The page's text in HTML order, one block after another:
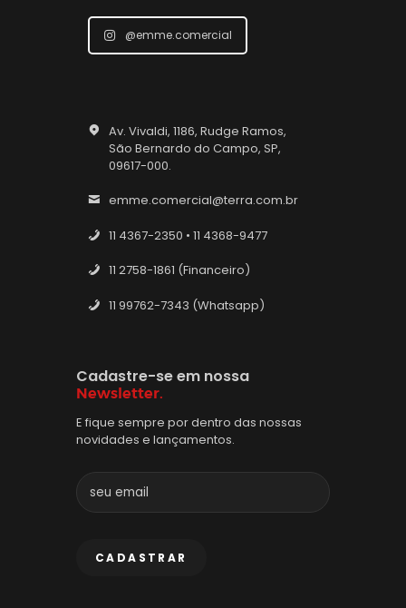
@emme.comercial
Av. Vivaldi, 1186, Rudge Ramos,
São Bernardo do Campo, SP,
09617-000.
emme.comercial@terra.com.br
11 4367-2350 • 11 4368-9477
11 2758-1861 (Financeiro)
11 99762-7343 (Whatsapp)
Cadastre-se em nossa
Newsletter.
E fique sempre por dentro das nossas
novidades e lançamentos.